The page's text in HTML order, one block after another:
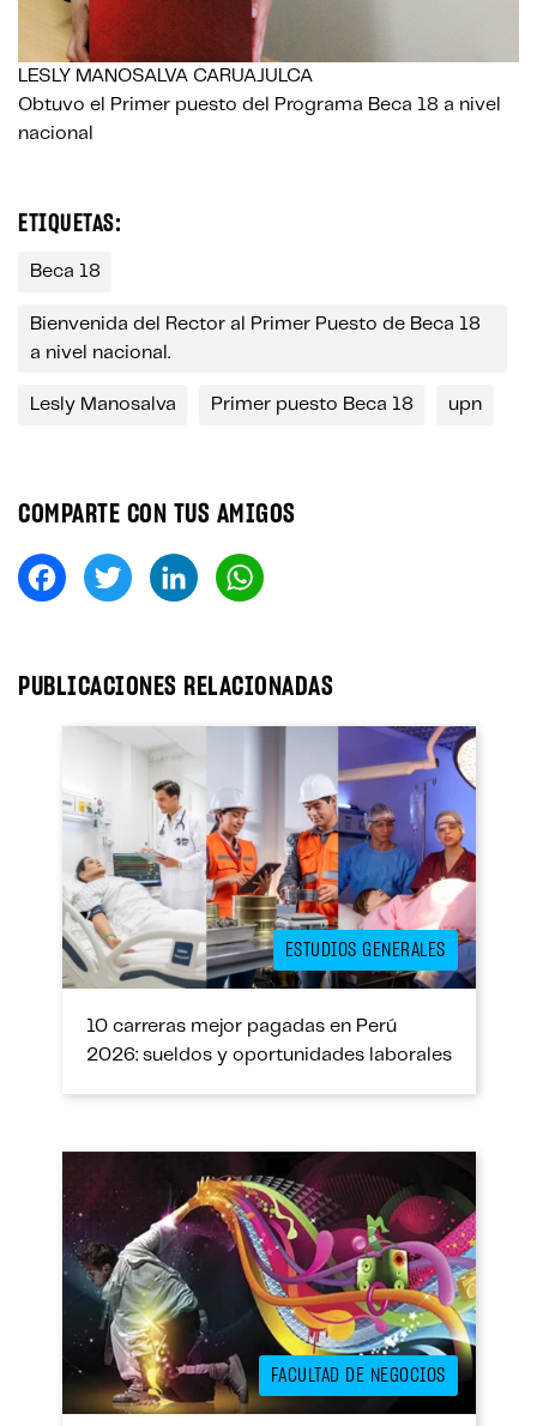
LESLY MANOSALVA CARUAJULCA
Obtuvo el Primer puesto del Programa Beca 18 a nivel
nacional
ETIQUETAS:
Beca 18
Bienvenida del Rector al Primer Puesto de Beca 18
a nivel nacional.
Lesly Manosalva Primer puesto Beca 18 upn
COMPARTE CON TUS AMIGOS
Fa
ce
ok
T
wi
er
Li
nk
In
A
pp
PUBLICACIONES RELACIONADAS
ESTUDIOS GENERALES
10 carreras mejor pagadas en Perú
2026: sueldos y oportunidades laborales
FACULTAD DE NEGOCIOS